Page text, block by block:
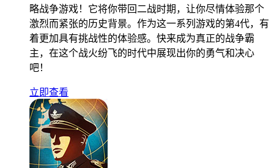
略战争游戏！它将你带回二战时期，让你尽情体验那个
激烈而紧张的历史背景。作为这一系列游戏的第4代，有
着更加具有挑战性的体验感。快来成为真正的战争霸
主，在这个战火纷飞的时代中展现出你的勇气和决心
吧！
立即查看